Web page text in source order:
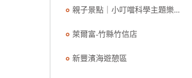
親子景點｜小叮噹科學主題樂...
萊爾富-竹縣竹信店
新豐濱海遊憩區